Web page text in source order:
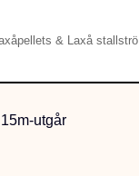
& Laxå stallströ
utgår